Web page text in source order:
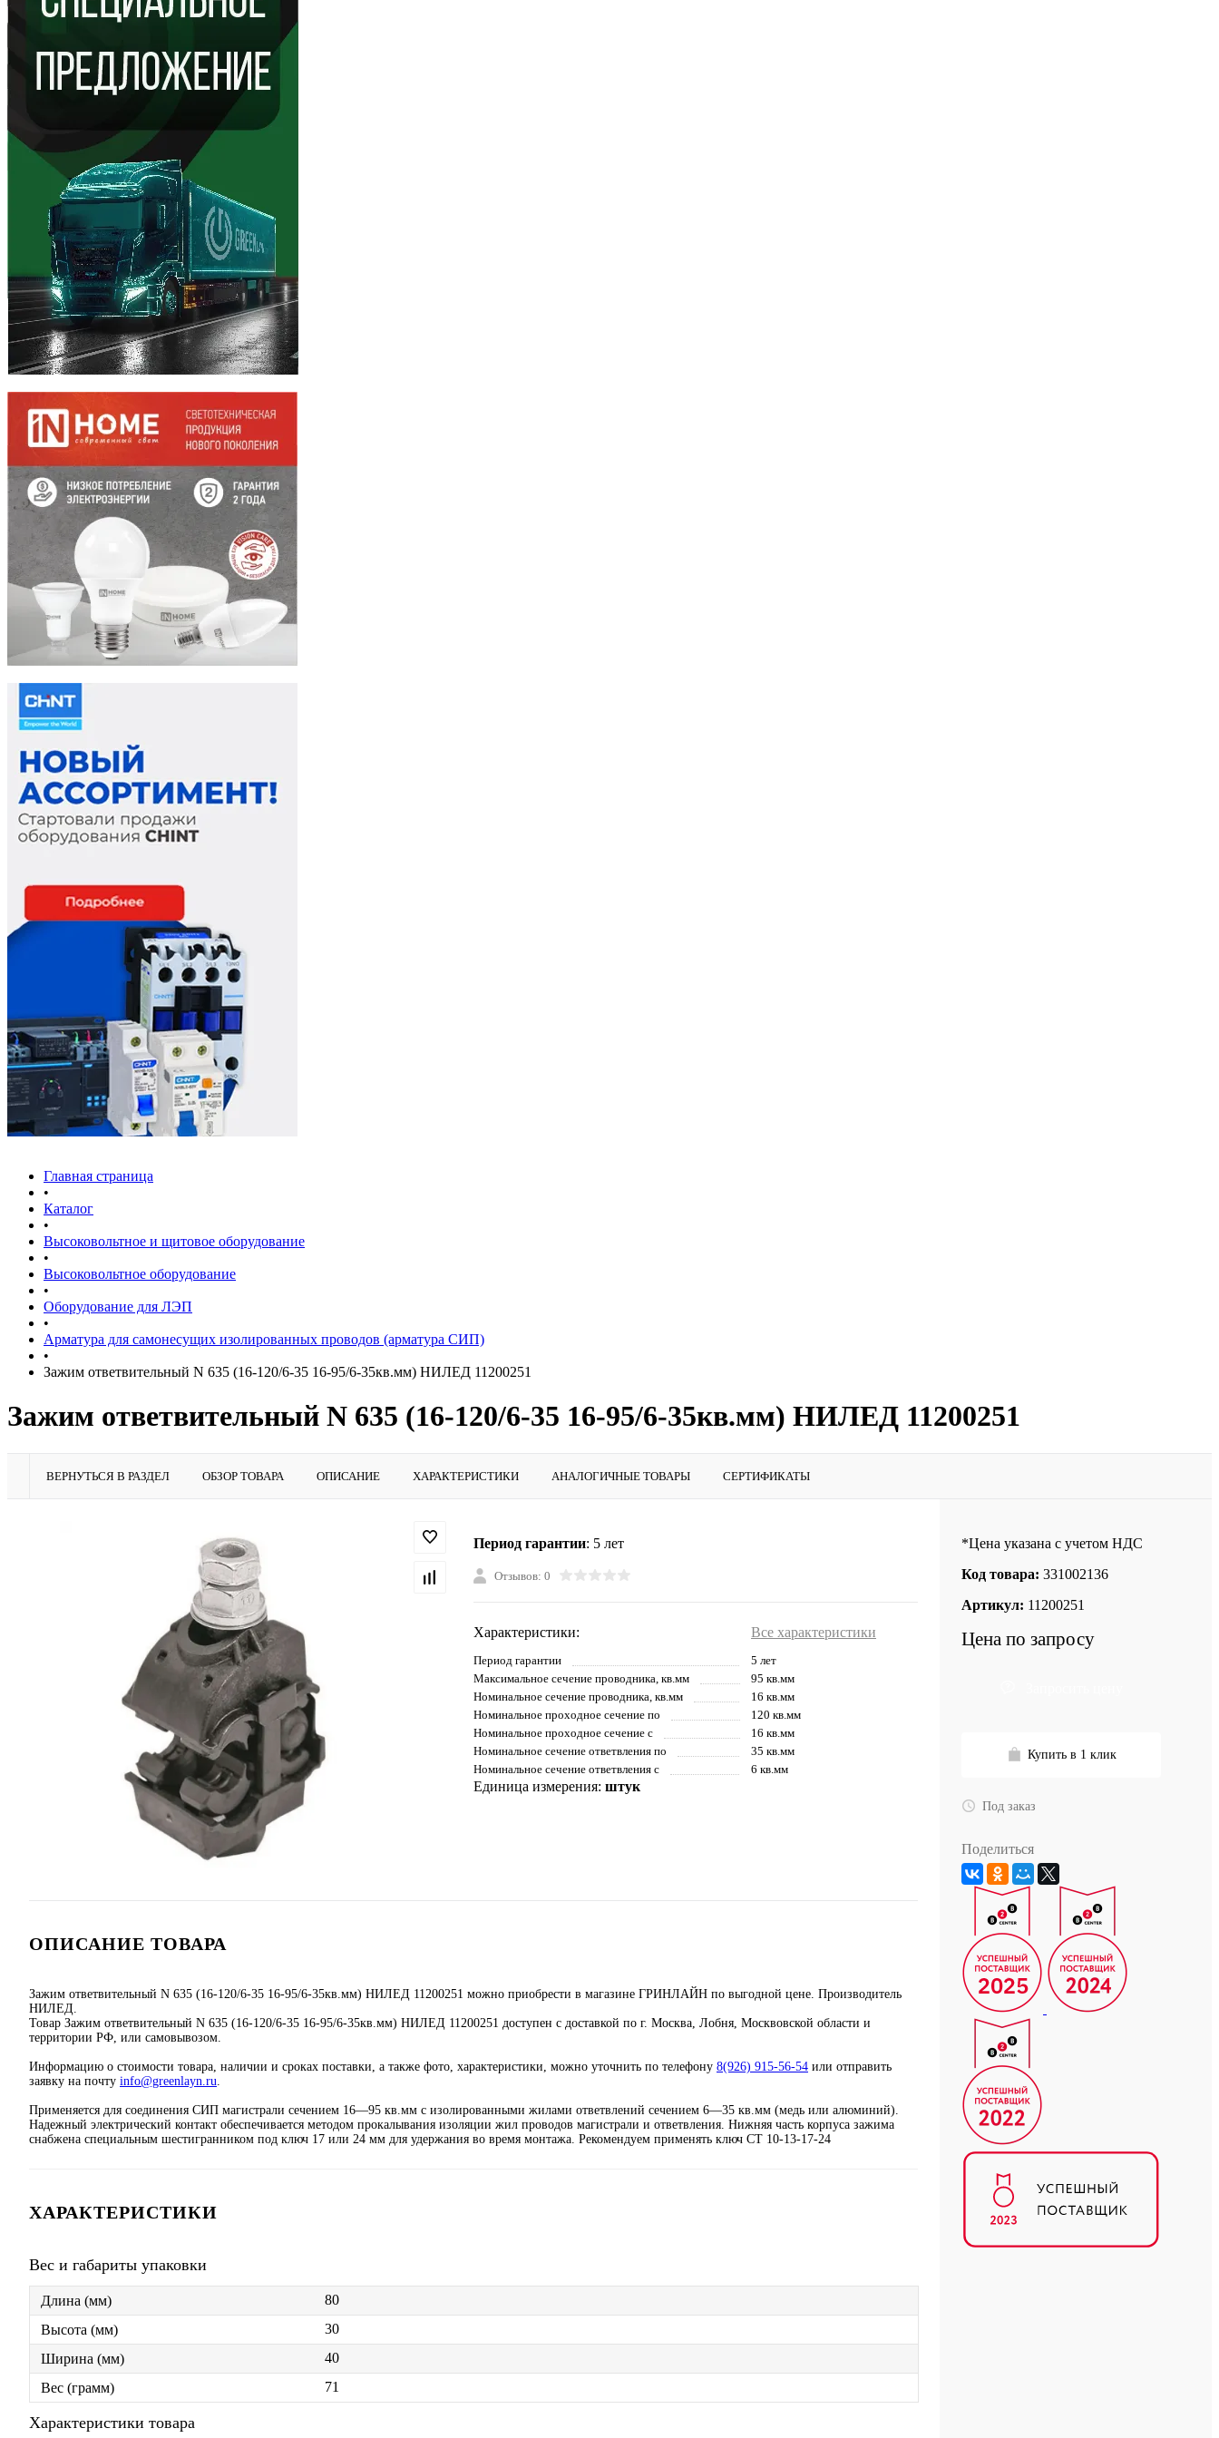
Главная страница
•
Каталог
•
Высоковольтное и щитовое оборудование
•
Высоковольтное оборудование
•
Оборудование для ЛЭП
•
Арматура для самонесущих изолированных проводов (арматура СИП)
•
Зажим ответвительный N 635 (16-120/6-35 16-95/6-35кв.мм) НИЛЕД 11200251
Зажим ответвительный N 635 (16-120/6-35 16-95/6-35кв.мм) НИЛЕД 11200251
ВЕРНУТЬСЯ В РАЗДЕЛ ОБЗОР ТОВАРА ОПИСАНИЕ ХАРАКТЕРИСТИКИ АНАЛОГИЧНЫЕ ТОВАРЫ СЕРТИФИКАТЫ
Период гарантии: 5 лет
Отзывов: 0
Характеристики: Все характеристики
Период гарантии
5 лет
Максимальное сечение проводника, кв.мм
95 кв.мм
Номинальное сечение проводника, кв.мм
16 кв.мм
Номинальное проходное сечение по
120 кв.мм
Номинальное проходное сечение с
16 кв.мм
Номинальное сечение ответвления по
35 кв.мм
Номинальное сечение ответвления с
6 кв.мм
Единица измерения: штук
ОПИСАНИЕ ТОВАРА
Зажим ответвительный N 635 (16-120/6-35 16-95/6-35кв.мм) НИЛЕД 11200251 можно приобрести в магазине ГРИНЛАЙН по выгодной цене. Производитель
НИЛЕД.
Товар Зажим ответвительный N 635 (16-120/6-35 16-95/6-35кв.мм) НИЛЕД 11200251 доступен с доставкой по г. Москва, Лобня, Москвовской области и
территории РФ, или самовывозом.
Информацию о стоимости товара, наличии и сроках поставки, а также фото, характеристики, можно уточнить по телефону 8(926) 915-56-54 или отправить
заявку на почту info@greenlayn.ru
Применяется для соединения СИП магистрали сечением 16—95 кв.мм с изолированными жилами ответвлений сечением 6—35 кв.мм (медь или алюминий).
Надежный электрический контакт обеспечивается методом прокалывания изоляции жил проводов магистрали и ответвления. Нижняя часть корпуса зажима
снабжена специальным шестигранником под ключ 17 или 24 мм для удержания во время монтажа. Рекомендуем применять ключ CT 10-13-17-24
ХАРАКТЕРИСТИКИ
Вес и габариты упаковки
Длина (мм)
80
Высота (мм)
30
Ширина (мм)
40
Вес (грамм)
71
Характеристики товара
*Цена указана с учетом НДС
Код товара: 331002136
Артикул: 11200251
Цена по запросу
Купить в 1 клик
Под заказ
Поделиться